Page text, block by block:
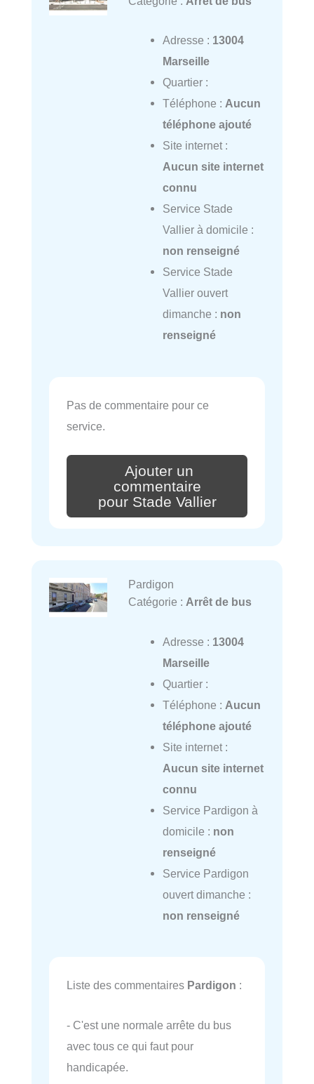
Adresse : 13004
Marseille
Quartier :
Téléphone : Aucun
téléphone ajouté
Site internet :
Aucun site internet
connu
Service Stade
Vallier à domicile :
non renseigné
Service Stade
Vallier ouvert
dimanche : non
renseigné
Pas de commentaire pour ce
service.
Ajouter un
commentaire
pour Stade Vallier
Pardigon
Catégorie : Arrêt de bus
Adresse : 13004
Marseille
Quartier :
Téléphone : Aucun
téléphone ajouté
Site internet :
Aucun site internet
connu
Service Pardigon à
domicile : non
renseigné
Service Pardigon
ouvert dimanche :
non renseigné
Liste des commentaires Pardigon :
- C'est une normale arrête du bus
avec tous ce qui faut pour
handicapée.